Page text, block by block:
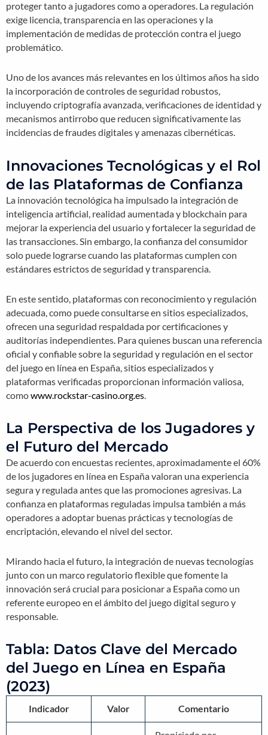
proteger tanto a jugadores como a operadores. La regulación
exige licencia, transparencia en las operaciones y la
implementación de medidas de protección contra el juego
problemático.
Uno de los avances más relevantes en los últimos años ha sido
la incorporación de controles de seguridad robustos,
incluyendo criptografía avanzada, verificaciones de identidad y
mecanismos antirrobo que reducen significativamente las
incidencias de fraudes digitales y amenazas cibernéticas.
Innovaciones Tecnológicas y el Rol
de las Plataformas de Confianza
La innovación tecnológica ha impulsado la integración de
inteligencia artificial, realidad aumentada y blockchain para
mejorar la experiencia del usuario y fortalecer la seguridad de
las transacciones. Sin embargo, la confianza del consumidor
solo puede lograrse cuando las plataformas cumplen con
estándares estrictos de seguridad y transparencia.
En este sentido, plataformas con reconocimiento y regulación
adecuada, como puede consultarse en sitios especializados,
ofrecen una seguridad respaldada por certificaciones y
auditorías independientes. Para quienes buscan una referencia
oficial y confiable sobre la seguridad y regulación en el sector
del juego en línea en España, sitios especializados y
plataformas verificadas proporcionan información valiosa,
comowww.rockstar-casino.org.es.
La Perspectiva de los Jugadores y
el Futuro del Mercado
De acuerdo con encuestas recientes, aproximadamente el 60%
de los jugadores en línea en España valoran una experiencia
segura y regulada antes que las promociones agresivas. La
confianza en plataformas reguladas impulsa también a más
operadores a adoptar buenas prácticas y tecnologías de
encriptación, elevando el nivel del sector.
Mirando hacia el futuro, la integración de nuevas tecnologías
junto con un marco regulatorio flexible que fomente la
innovación será crucial para posicionar a España como un
referente europeo en el ámbito del juego digital seguro y
responsable.
Tabla: Datos Clave del Mercado
del Juego en Línea en España
(2023)
Indicador Valor Comentario